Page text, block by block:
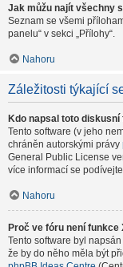
Jak můžu najít všechny
Seznam se všemi
panelu“ v sekci „Přílohy“.
Nahoru
Záležitosti týkající
Kdo napsal toto diskusní
Tento software (v jeho
chráněn autorskými právy
General Public License
více informací se
Nahoru
Proč ve fóru není funkce
Tento software byl
že by do něho měla být